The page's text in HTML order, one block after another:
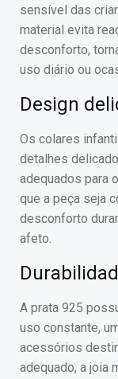
sensível das
material evita
desconforto,
uso diário ou
Design
Os colares
detalhes
adequados para
que a peça seja
desconforto
afeto.
A prata 925
uso constante,
acessórios
adequado, a joia